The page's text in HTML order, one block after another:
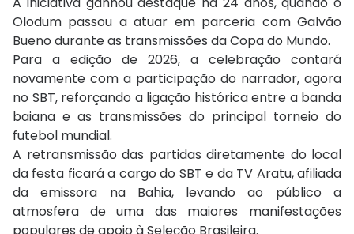
Olodum passou a atuar em parceria com Galvão
Bueno durante as transmissões da Copa do Mundo.
Para a edição de 2026, a celebração contará
novamente com a participação do narrador, agora
no SBT, reforçando a ligação histórica entre a banda
baiana e as transmissões do principal torneio do
futebol mundial.
A retransmissão das partidas diretamente do local
da festa ficará a cargo do SBT e da TV Aratu, afiliada
da emissora na Bahia, levando ao público a
atmosfera de uma das maiores manifestações
populares de apoio à Seleção Brasileira.